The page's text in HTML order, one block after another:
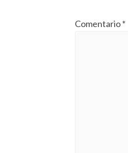
Comentario*